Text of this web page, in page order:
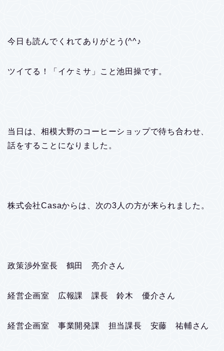
今日も読んでくれてありがとう(^^♪
ツイてる！「イケミサ」こと池田操です。
当日は、相模大野のコーヒーショップで待ち合わせ、
話をすることになりました。
株式会社Casaからは、次の3人の方が来られました。
政策渉外室長 鶴田 亮介さん
経営企画室 広報課 課長 鈴木 優介さん
経営企画室 事業開発課 担当課長 安藤 祐輔さん